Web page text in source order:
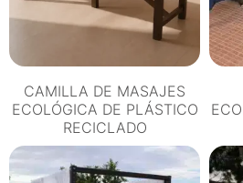
CAMILLA DE MASAJES
ECOLÓGICA DE PLÁSTICO
RECICLADO